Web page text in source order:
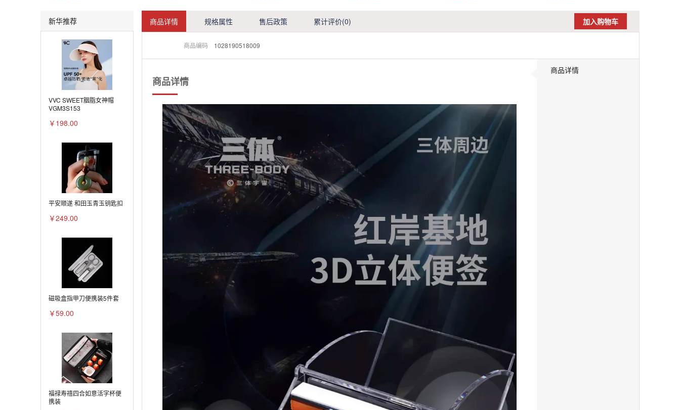
新华推荐
VVC SWEET胭脂女神帽
VGM3S153
￥198.00
平安顺遂 和田玉青玉钥匙扣
￥249.00
磁吸盒指甲刀便携装5件套
￥59.00
福禄寿禧四合如意活字杯便
携装
商品详情 规格属性 售后政策 累计评价(0) 加入购物车
商品编码 1028190518009
商品详情
商品详情